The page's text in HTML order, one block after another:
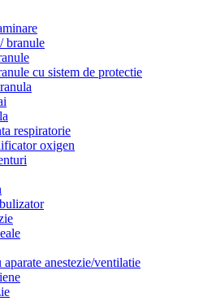
branule
cu sistem de protectie
respiratorie
oxigen
anestezie/ventilatie